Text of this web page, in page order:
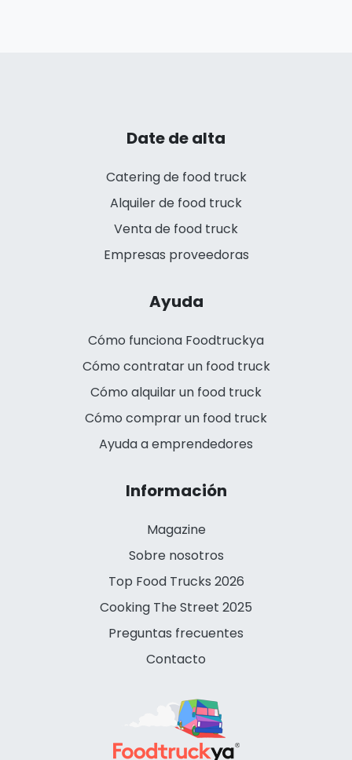
Date de alta
Catering de food truck
Alquiler de food truck
Venta de food truck
Empresas proveedoras
Ayuda
Cómo funciona Foodtruckya
Cómo contratar un food truck
Cómo alquilar un food truck
Cómo comprar un food truck
Ayuda a emprendedores
Información
Magazine
Sobre nosotros
Top Food Trucks 2026
Cooking The Street 2025
Preguntas frecuentes
Contacto